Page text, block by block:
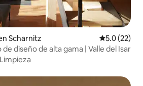
Scharnitz Calificación
5.0 (22)
diseño de alta gama | Valle del Isar
Limpieza